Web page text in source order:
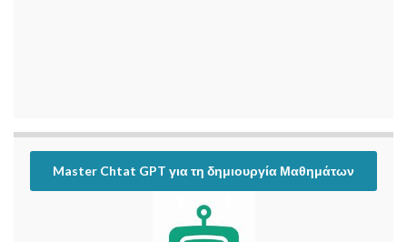
Master Chtat GPT για τη δημιουργία Μαθημάτων